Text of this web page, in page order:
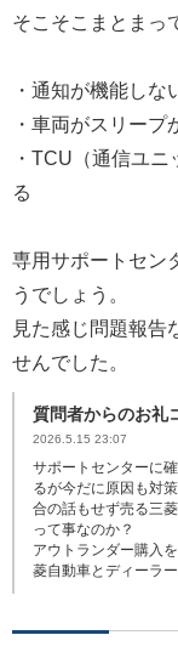
そこそこまとまっ
・通知が機能しな
・車両がスリープ
・TCU（通信ユ
る
専用サポートセン
うでしょう。
見た感じ問題報告
せんでした。
質問者からのお礼
2026.5.15 23:07
サポートセンターに
るが今だに原因も対
合の話もせず売る三
って事なのか？
アウトランダー購入
菱自動車とディーラ